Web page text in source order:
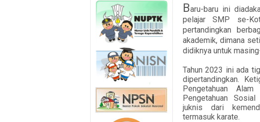
Baru-baru ini
pelajar SMP se-
pertandingkan
akademik, dimana
didiknya untuk
Tahun 2023 ini ada
dipertandingkan.
Pengetahuan
Pengetahuan
juknis dari
termasuk karate.